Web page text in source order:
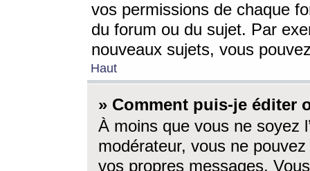
vos permissions de chaque
du forum ou du sujet. Par
nouveaux sujets, vous
Haut
» Comment puis-je éditer
À moins que vous ne soyez
modérateur, vous ne
vos propres messages.